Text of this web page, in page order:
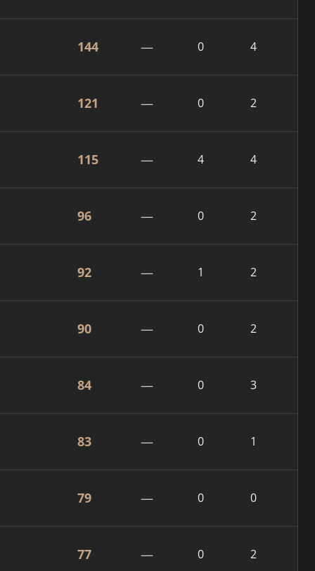
144 — 0 4
121 — 0 2
115 — 4 4
96 — 0 2
92 — 1 2
90 — 0 2
84 — 0 3
83 — 0 1
79 — 0 0
77 — 0 2